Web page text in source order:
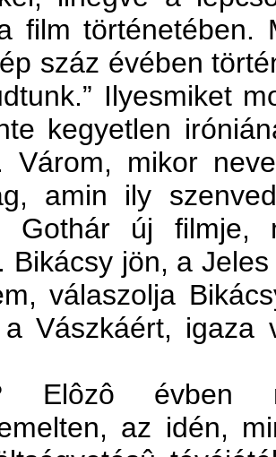
film történetében.
száz évében
Ilyesmiket
kegyetlen
Várom, mikor
amin ily
Gothár új filmje,
Bikácsy jön, a
válaszolja
a Vászkáért,
Elôzô évben
az idén,